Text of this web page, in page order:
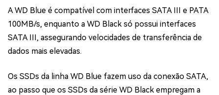
A WD Blue é compatível com interfaces SATA III e PATA
100MB/s, enquanto a WD Black só possui interfaces
SATA III, assegurando velocidades de transferência de
dados mais elevadas.
Os SSDs da linha WD Blue fazem uso da conexão SATA,
ao passo que os SSDs da série WD Black empregam a